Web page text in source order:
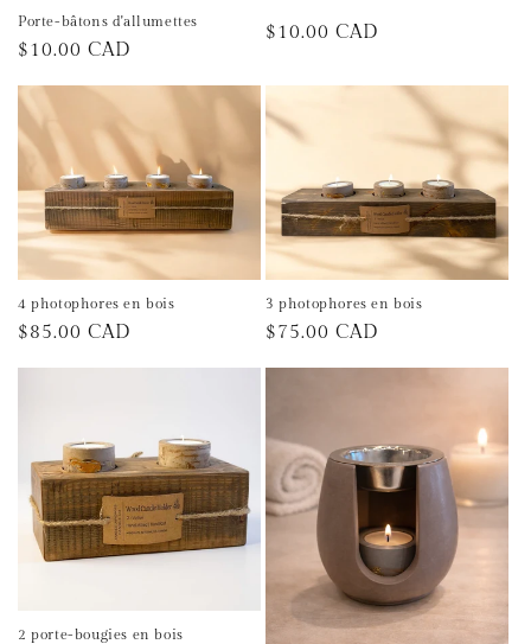
Porte-bâtons d'allumettes
Prix
$10.00 CAD
Prix
$10.00 CAD
4 photophores en bois
Prix
$85.00 CAD
3 photophores en bois
Prix
$75.00 CAD
2 porte-bougies en bois